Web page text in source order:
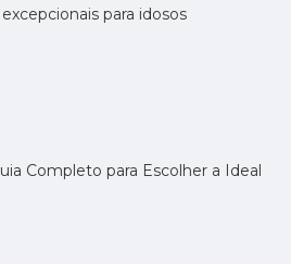
para idosos
Completo para Escolher a Ideal